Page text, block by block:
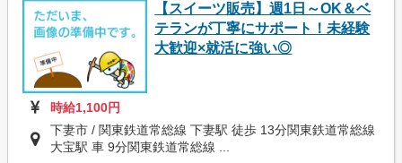
【スイーツ販売】週1日～OK＆ベ
テランが丁寧にサポート！未経験
大歓迎×就活に強い◎
時給1,100円
下妻市 / 関東鉄道常総線 下妻駅 徒歩 13分関東鉄道常総線
大宝駅 車 9分関東鉄道常総線 ...